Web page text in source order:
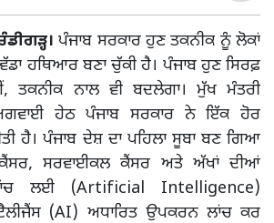
ਪੰਜਾਬ ਸਰਕਾਰ ਹੁਣ ਤਕਨੀਕ ਨੂੰ ਲੋਕਾਂ
ਹਥਿਆਰ ਬਣਾ ਚੁੱਕੀ ਹੈ। ਪੰਜਾਬ ਹੁਣ ਸਿਰਫ਼
ਤਕਨੀਕ ਨਾਲ ਵੀ ਬਦਲੇਗਾ। ਮੁੱਖ ਮੰਤਰੀ
ਹੇਠ ਪੰਜਾਬ ਸਰਕਾਰ ਨੇ ਇੱਕ ਹੋਰ
ਹੈ। ਪੰਜਾਬ ਦੇਸ਼ ਦਾ ਪਹਿਲਾ ਸੂਬਾ ਬਣ ਗਿਆ
ਸਰਵਾਈਕਲ ਕੈਂਸਰ ਅਤੇ ਅੱਖਾਂ ਦੀਆਂ
ਲਈ (Artificial Intelligence)
(AI) ਅਧਾਰਿਤ ਉਪਕਰਨ ਲਾਂਚ ਕਰ